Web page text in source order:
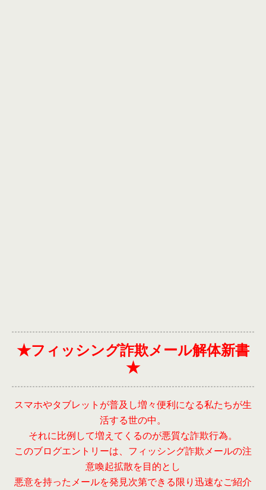
★フィッシング詐欺メール解体新書
★
スマホやタブレットが普及し増々便利になる私たちが生
活する世の中。
それに比例して増えてくるのが悪質な詐欺行為。
このブログエントリーは、フィッシング詐欺メールの注
意喚起拡散を目的とし
悪意を持ったメールを発見次第できる限り迅速なご紹介